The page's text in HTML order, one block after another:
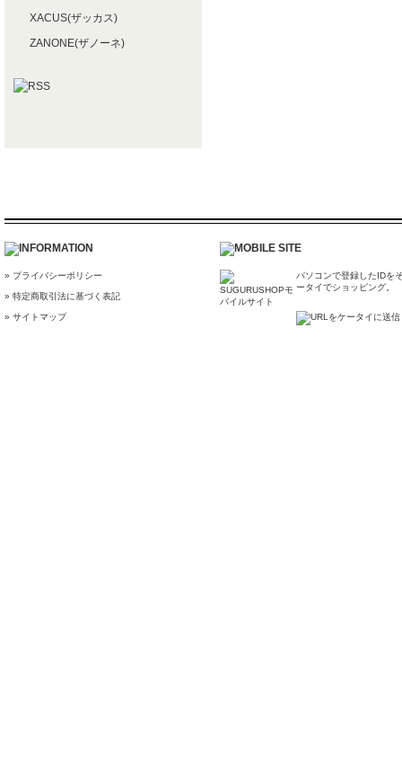
XACUS(ザッカス)
ZANONE(ザノーネ)
» プライバシーポリシー
» 特定商取引法に基づく表記
» サイトマップ
パソコンで登録したIDを
ータイでショッピング。